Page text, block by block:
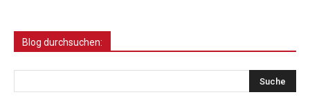
Blog durchsuchen: